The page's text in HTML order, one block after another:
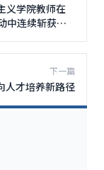
义学院教师在
中连续斩获佳
下一篇
人才培养新路径